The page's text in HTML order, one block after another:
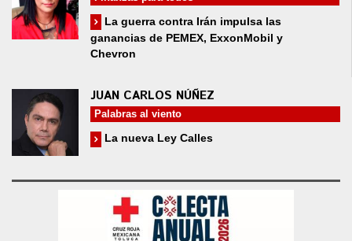
La guerra contra Irán impulsa las
ganancias de PEMEX, ExxonMobil y
Chevron
JUAN CARLOS NÚÑEZ
Palabras al viento
La nueva Ley Calles